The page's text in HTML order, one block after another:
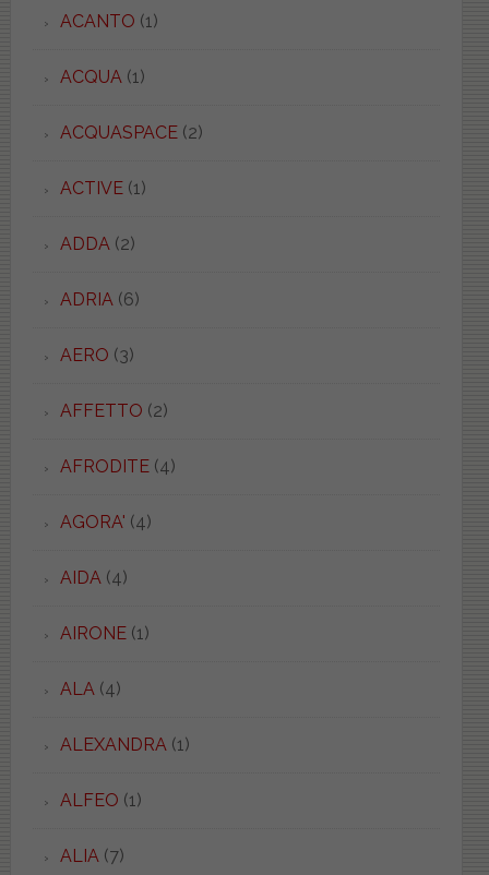
ACANTO (1)
ACQUA (1)
ACQUASPACE(2)
ACTIVE(1)
ADDA (2)
ADRIA (6)
AERO (3)
AFFETTO (2)
AFRODITE(4)
AGORA' (4)
AIDA (4)
AIRONE(1)
ALA (4)
ALEXANDRA (1)
ALFEO (1)
ALIA (7)